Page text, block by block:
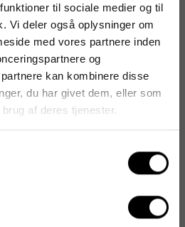
til sociale medier og til
Vi deler også oplysninger om
med vores partnere inden
og
kan kombinere disse
du har givet dem, eller som
af deres tjenester.